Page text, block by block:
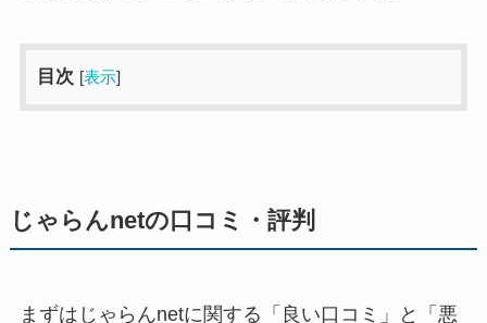
目次 [表示]
じゃらんnetの口コミ・評判
まずはじゃらんnetに関する「良い口コミ」と「悪